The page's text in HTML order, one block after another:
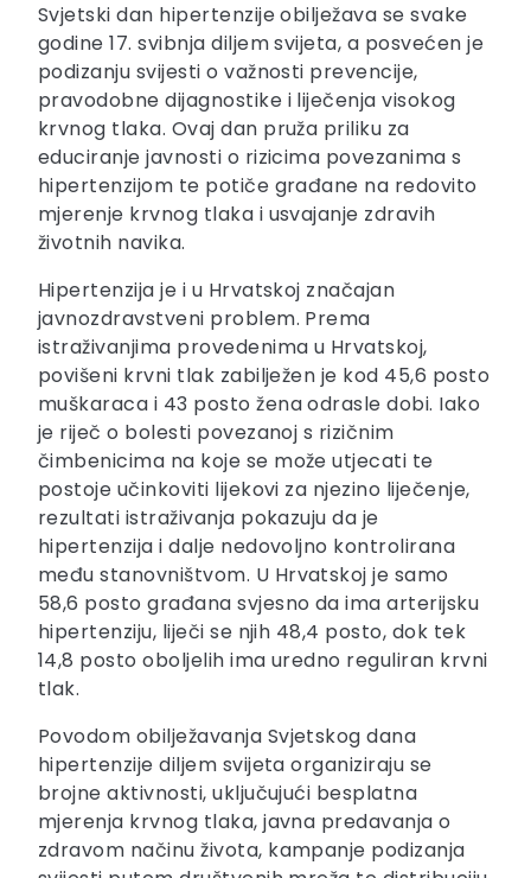
Svjetski dan hipertenzije obilježava se svake
godine 17. svibnja diljem svijeta, a posvećen je
podizanju svijesti o važnosti prevencije,
pravodobne dijagnostike i liječenja visokog
krvnog tlaka. Ovaj dan pruža priliku za
educiranje javnosti o rizicima povezanima s
hipertenzijom te potiče građane na redovito
mjerenje krvnog tlaka i usvajanje zdravih
životnih navika.
Hipertenzija je i u Hrvatskoj značajan
javnozdravstveni problem. Prema
istraživanjima provedenima u Hrvatskoj,
povišeni krvni tlak zabilježen je kod 45,6 posto
muškaraca i 43 posto žena odrasle dobi. Iako
je riječ o bolesti povezanoj s rizičnim
čimbenicima na koje se može utjecati te
postoje učinkoviti lijekovi za njezino liječenje,
rezultati istraživanja pokazuju da je
hipertenzija i dalje nedovoljno kontrolirana
među stanovništvom. U Hrvatskoj je samo
58,6 posto građana svjesno da ima arterijsku
hipertenziju, liječi se njih 48,4 posto, dok tek
14,8 posto oboljelih ima uredno reguliran krvni
tlak.
Povodom obilježavanja Svjetskog dana
hipertenzije diljem svijeta organiziraju se
brojne aktivnosti, uključujući besplatna
mjerenja krvnog tlaka, javna predavanja o
zdravom načinu života, kampanje podizanja